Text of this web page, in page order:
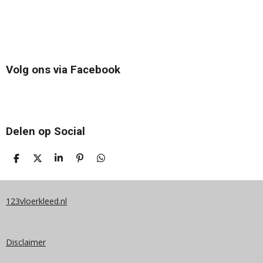
Volg ons via Facebook
Delen op Social
D
L
N
D
E
S
A
E
P
N
D
L
123vloerkleed.nl
Disclaimer